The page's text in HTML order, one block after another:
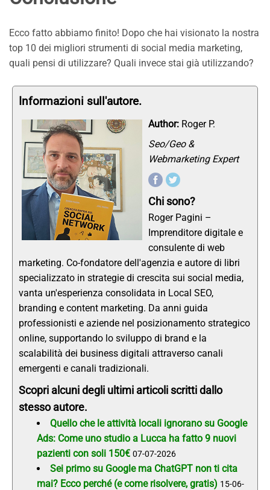
Ecco fatto abbiamo finito! Dopo che hai visionato la nostra
top 10 dei migliori strumenti di social media marketing,
quali pensi di utilizzare? Quali invece stai già utilizzando?
Informazioni sull'autore.
Author: Roger P.
Seo/Geo &
Webmarketing Expert
Chi sono?
Roger Pagini –
Imprenditore digitale e
consulente di web
marketing. Co-fondatore dell'agenzia e autore di libri
specializzato in strategie di crescita sui social media,
vanta un'esperienza consolidata in Local SEO,
branding e content marketing. Da anni guida
professionisti e aziende nel posizionamento strategico
online, supportando lo sviluppo di brand e la
scalabilità dei business digitali attraverso canali
emergenti e canali tradizionali.
Scopri alcuni degli ultimi articoli scritti dallo
stesso autore.
Quello che le attività locali ignorano su Google
Ads: Come uno studio a Lucca ha fatto 9 nuovi
pazienti con soli 150€ 07-07-2026
Sei primo su Google ma ChatGPT non ti cita
mai? Ecco perché (e come risolvere, gratis) 15-06-